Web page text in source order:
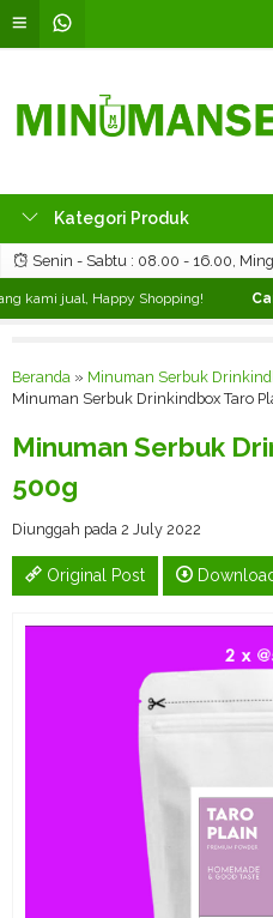
Kategori Produk
Senin - Sabtu : 08.00 - 16.00,
kami jual, Happy Shopping!
Beranda » Minuman Serbuk
Minuman Serbuk Drinkindbox Taro
Minuman Serbuk
500g
Diunggah pada 2 July 2022
Original Post